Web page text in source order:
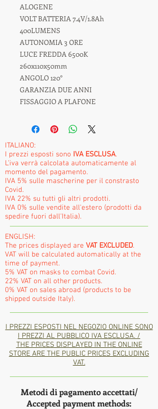
ALOGENE
VOLT BATTERIA 7.4V/1.8Ah
400LUMENS
AUTONOMIA 3 ORE
LUCE FREDDA 6500K
260x110x50mm
ANGOLO 120°
GARANZIA DUE ANNI
FISSAGGIO A PLAFONE
ITALIANO:
I prezzi esposti sono IVA ESCLUSA.
L'iva verrà calcolata automaticamente al
momento del pagamento.
IVA 5% sulle mascherine per il constrasto
Covid.
IVA 22% su tutti gli altri prodotti.
IVA 0% sulle vendite all'estero (prodotti da
spedire fuori dall'Italia).
ENGLISH:
The prices displayed are VAT EXCLUDED.
VAT will be calculated automatically at the
time of payment.
5% VAT on masks to combat Covid.
22% VAT on all other products.
0% VAT on sales abroad (products to be
shipped outside Italy).
I PREZZI ESPOSTI NEL NEGOZIO ONLINE SONO
I PREZZI AL PUBBLICO IVA ESCLUSA. /
THE PRICES DISPLAYED IN THE ONLINE
STORE ARE THE PUBLIC PRICES EXCLUDING
VAT.
Metodi di pagamento accettati/
Accepted payment methods: